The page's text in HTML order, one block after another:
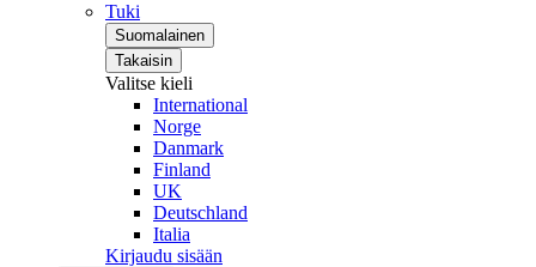
Tuki
Suomalainen
Takaisin
Valitse kieli
International
Norge
Danmark
Finland
UK
Deutschland
Italia
Kirjaudu sisään